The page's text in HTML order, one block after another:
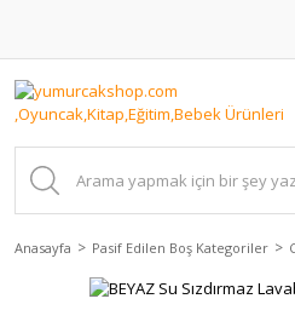
Anasayfa Pasif Edilen Boş Kategoriler